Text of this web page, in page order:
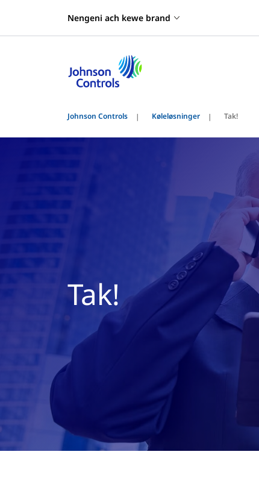
Nengeni ach kewe brand
Johnson Controls Køleløsninger Tak!
Tak!